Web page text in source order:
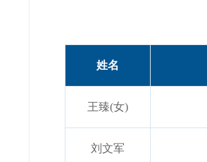
姓名
王臻(女)
刘文军